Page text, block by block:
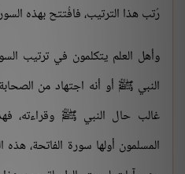
رُتب هذا الترتيب، فافُتتح بهذه
وأهل العلم يتكلمون في ترتيب
النبي ﷺ أو أنه اجتهاد من
غالب حال النبي ﷺ وقراءته،
المسلمون أولها سورة الفاتحة،